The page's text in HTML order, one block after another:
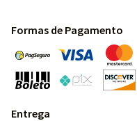
Formas de Pagamento
Entrega